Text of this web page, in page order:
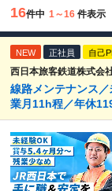
16件中 1～16 件表示
NEW 正社員 自己
西日本旅客鉄道株式会
線路メンテナンス
業月11h程／年休